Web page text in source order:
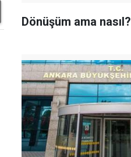
Dönüşüm ama nasıl?